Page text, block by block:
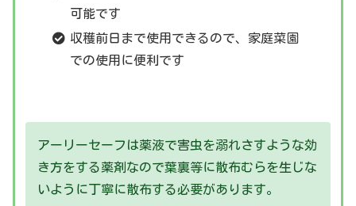
可能です
収穫前日まで使用できるので、家庭菜園
での使用に便利です
アーリーセーフは薬液で害虫を溺れさすような効
き方をする薬剤なので葉裏等に散布むらを生じな
いように丁寧に散布する必要があります。